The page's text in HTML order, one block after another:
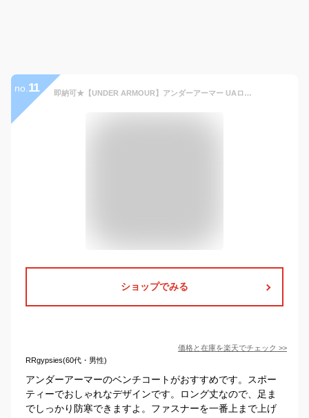
no. 11 即納可★【UNDER ARMOUR】アンダーアーマー UAロゴ ロングコート 中綿ベンチコート 1388242
ショップでみる
価格と在庫を楽天でチェック >>
RRgypsies(60代・男性)
アンダーアーマーのベンチコートがおすすめです。スポー
ティーでおしゃれなデザインです。ロング丈なので、足ま
でしっかり防寒できますよ。ファスナーを一番上まで上げ